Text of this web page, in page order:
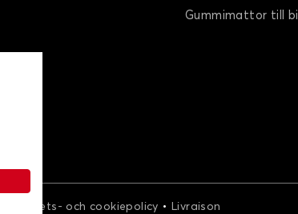
Gummimattor till bil
Integritets- och cookiepolicy •Livraison